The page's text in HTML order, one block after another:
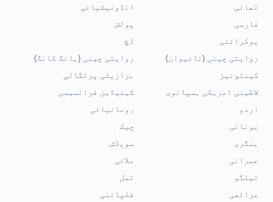
تھائی
انڈونیشیائی
فارسی
پولش
یوکرائنی
ڈچ
روایتی چینی (تائیوان)
روایتی چینی (ہانگ کانگ)
کینٹونیز
برازیلی پرتگالی
لاطینی امریکی ہسپانوی
کینیڈین فرانسیسی
اردو
رومانیائی
یونانی
چیک
ہنگری
سویڈش
عبرانی
ملائی
تیلگو
تمل
مراٹھی
فلپائنی